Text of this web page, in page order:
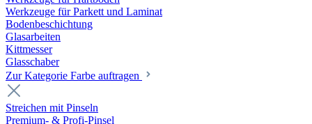
Werkzeuge für Parkett und Laminat
Bodenbeschichtung
Glasarbeiten
Kittmesser
Glasschaber
Zur Kategorie Farbe auftragen
Streichen mit Pinseln
Premium- & Profi-Pinsel